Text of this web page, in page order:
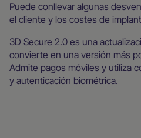
Puede conllevar algunas
el cliente y los costes de
3D Secure 2.0 es una
convierte en una versión más
Admite pagos móviles y utiliza
y autenticación biométrica.